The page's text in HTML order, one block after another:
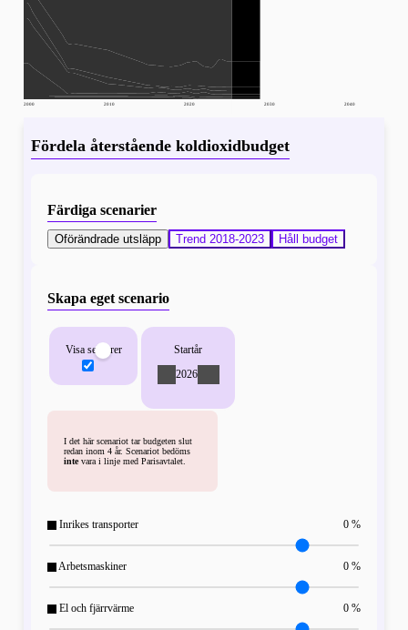
2000 2010 2020 2030 2040
Fördela återstående koldioxidbudget
Färdiga scenarier
Oförändrade utsläpp Trend 2018-2023 Håll budget
Skapa eget scenario
Inrikes transporter 0 %
Arbetsmaskiner 0 %
El och fjärrvärme 0 %
Visa sektorer Startår
2026
I det här scenariot tar budgeten slut
redan inom 4 år. Scenariot bedöms
intevara i linje med Parisavtalet.